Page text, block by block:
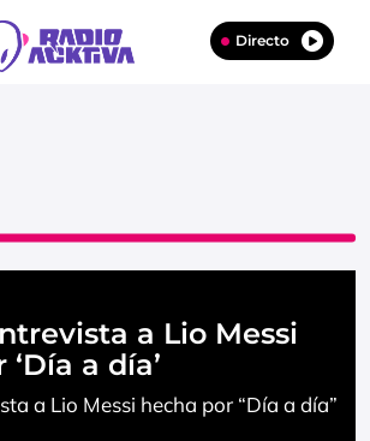
Directo
a Lio Messi
a día’
a Lio Messi hecha por “Día a día”